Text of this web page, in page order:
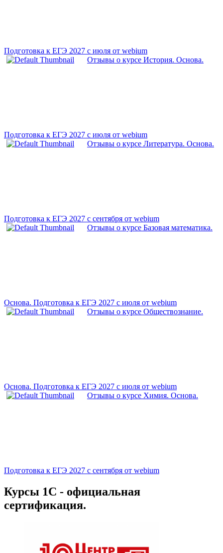
Подготовка к ЕГЭ 2027 с июля от webium
Отзывы о курсе История. Основа.
Подготовка к ЕГЭ 2027 с июля от webium
Отзывы о курсе Литература. Основа.
Подготовка к ЕГЭ 2027 с сентября от webium
Отзывы о курсе Базовая математика.
Основа. Подготовка к ЕГЭ 2027 с июля от webium
Отзывы о курсе Обществознание.
Основа. Подготовка к ЕГЭ 2027 с июля от webium
Отзывы о курсе Химия. Основа.
Подготовка к ЕГЭ 2027 с сентября от webium
Курсы 1С - официальная
сертификация.